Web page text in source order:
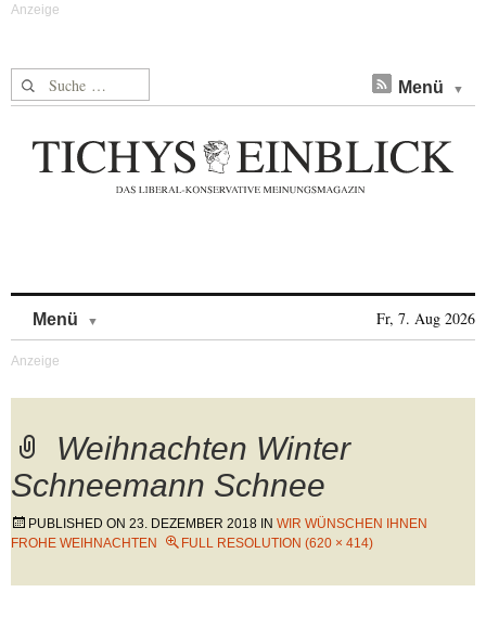
Suche nach: Menü
Menü Fr, 7. Aug 2026
Weihnachten Winter
Schneemann Schnee
PUBLISHED ON 23. DEZEMBER 2018 IN WIR WÜNSCHEN IHNEN
FROHE WEIHNACHTEN
FULL RESOLUTION (620 × 414)